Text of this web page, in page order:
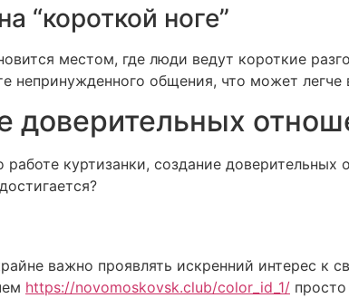
“короткой ноге”
местом, где люди ведут короткие
непринужденного общения, что может
доверительных
работе куртизанки, создание
важно проявлять искренний интерес к
https://novomoskovsk.club/color_id_1/